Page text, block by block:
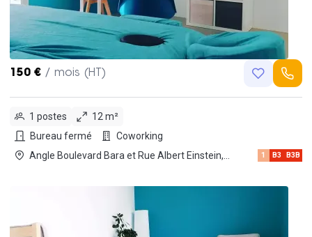
150 € / mois (HT)
1 postes
12 m²
Bureau fermé
Coworking
Angle Boulevard Bara et Rue Albert Einstein,
1 B3 B3B